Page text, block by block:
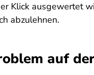
Klick ausgewertet
abzulehnen.
auf